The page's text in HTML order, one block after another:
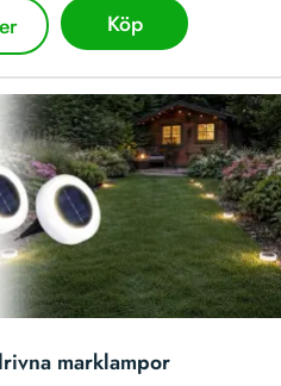
Köp
marklampor